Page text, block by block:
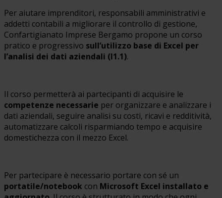
Per aiutare imprenditori, responsabili amministrativi e
addetti contabili a migliorare il controllo di gestione,
Confartigianato Imprese Bergamo propone un corso
pratico e progressivo sull’utilizzo base di Excel per
l’analisi dei dati aziendali (I1.1).
Il corso permetterà ai partecipanti di acquisire le
competenze necessarie per organizzare e analizzare i
dati aziendali, seguire analisi su costi, ricavi e redditività,
automatizzare calcoli risparmiando tempo e acquisire
domestichezza con il mezzo Excel.
Per partecipare è necessario portare con sé un
portatile/notebook con Microsoft Excel installato e